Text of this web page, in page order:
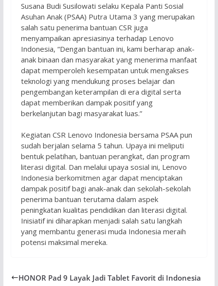
Susana Budi Susilowati selaku Kepala Panti Sosial
Asuhan Anak (PSAA) Putra Utama 3 yang merupakan
salah satu penerima bantuan CSR juga
menyampaikan apresiasinya terhadap Lenovo
Indonesia, “Dengan bantuan ini, kami berharap anak-
anak binaan dan masyarakat yang menerima manfaat
dapat memperoleh kesempatan untuk mengakses
teknologi yang mendukung proses belajar dan
pengembangan keterampilan di era digital serta
dapat memberikan dampak positif yang
berkelanjutan bagi masyarakat luas.”
Kegiatan CSR Lenovo Indonesia bersama PSAA pun
sudah berjalan selama 5 tahun. Upaya ini meliputi
bentuk pelatihan, bantuan perangkat, dan program
literasi digital. Dan melalui upaya sosial ini, Lenovo
Indonesia berkomitmen agar dapat menciptakan
dampak positif bagi anak-anak dan sekolah-sekolah
penerima bantuan terutama dalam aspek
peningkatan kualitas pendidikan dan literasi digital.
Inisiatif ini diharapkan menjadi salah satu langkah
yang membantu generasi muda Indonesia meraih
potensi maksimal mereka.
HONOR Pad 9 Layak Jadi Tablet Favorit di Indonesia